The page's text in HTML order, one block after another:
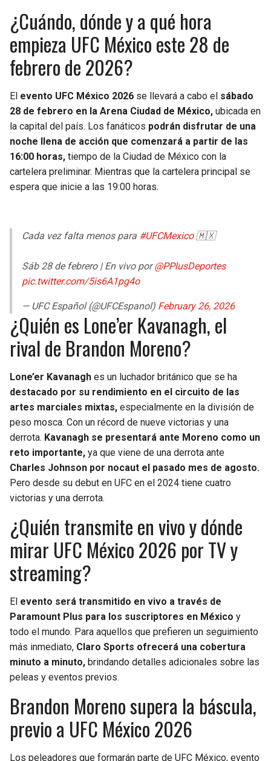
¿Cuándo, dónde y a qué hora
empieza UFC México este 28 de
febrero de 2026?
El evento UFC México 2026 se llevará a cabo el sábado
28 de febrero en la Arena Ciudad de México, ubicada en
la capital del país. Los fanáticos podrán disfrutar de una
noche llena de acción que comenzará a partir de las
16:00 horas, tiempo de la Ciudad de México con la
cartelera preliminar. Mientras que la cartelera principal se
espera que inicie a las 19:00 horas.
Cada vez falta menos para #UFCMexico🇲🇽
Sáb 28 de febrero | En vivo por@PPlusDeportes
pic.twitter.com/5is6A1pg4o
— UFC Español (@UFCEspanol) February 26, 2026
¿Quién es Lone’er Kavanagh, el
rival de Brandon Moreno?
Lone’er Kavanagh es un luchador británico que se ha
destacado por su rendimiento en el circuito de las
artes marciales mixtas, especialmente en la división de
peso mosca. Con un récord de nueve victorias y una
derrota. Kavanagh se presentará ante Moreno como un
reto importante, ya que viene de una derrota ante
Charles Johnson por nocaut el pasado mes de agosto.
Pero desde su debut en UFC en el 2024 tiene cuatro
victorias y una derrota.
¿Quién transmite en vivo y dónde
mirar UFC México 2026 por TV y
streaming?
El evento será transmitido en vivo a través de
Paramount Plus para los suscriptores en México y
todo el mundo. Para aquellos que prefieren un seguimiento
más inmediato, Claro Sports ofrecerá una cobertura
minuto a minuto, brindando detalles adicionales sobre las
peleas y eventos previos.
Brandon Moreno supera la báscula,
previo a UFC México 2026
Los peleadores que formarán parte de UFC México, evento